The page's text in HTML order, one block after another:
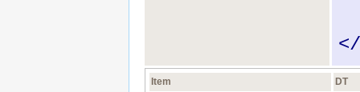
</
Item DT